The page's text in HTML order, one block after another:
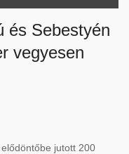
és Sebestyén
vegyesen
jutott 200